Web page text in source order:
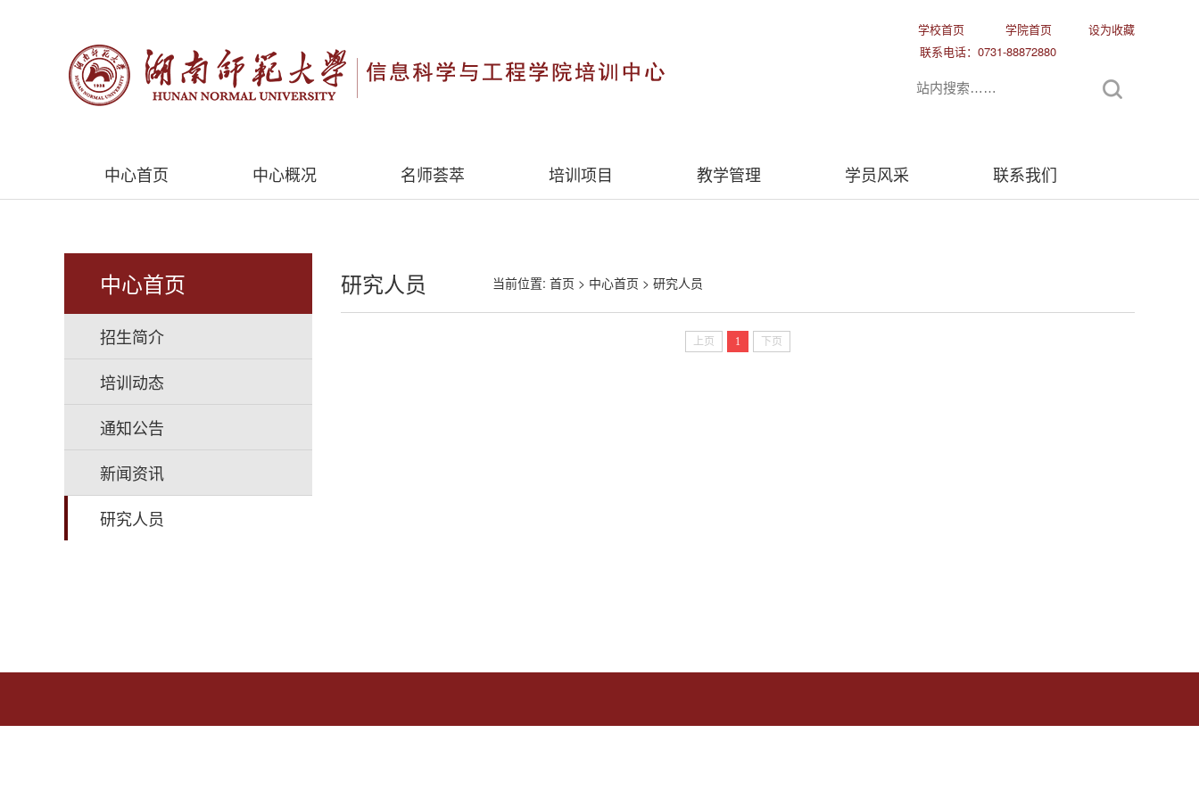
学校首页 学院首页
设为收藏
联系电话：0731-88872880
中心首页 中心概况 名师荟萃 培训项目 教学管理 学员风采 联系我们
中心首页
招生简介
培训动态
通知公告
新闻资讯
研究人员
研究人员 当前位置: 首页 > 中心首页 > 研究人员
上页 1 下页